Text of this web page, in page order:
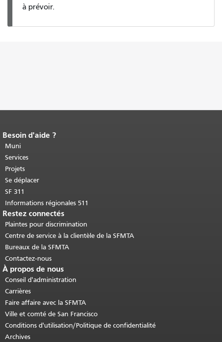
à prévoir.
Fin du contenu de la page.
cette page se répète sur chaque page.
Retour au haut du contenu principal
Besoin d'aide ?
Muni
Services
Projets
Se déplacer
SF 311
Informations régionales 511
Restez connectés
Plaintes pour discrimination
Centre de service à la clientèle de la SFMTA
Bureaux de la SFMTA
Contactez-nous
À propos de nous
Conseil d'administration
Carrières
Faire affaire avec la SFMTA
Ville et comté de San Francisco
Conditions d'utilisation/Politique de confidentialité
Archives